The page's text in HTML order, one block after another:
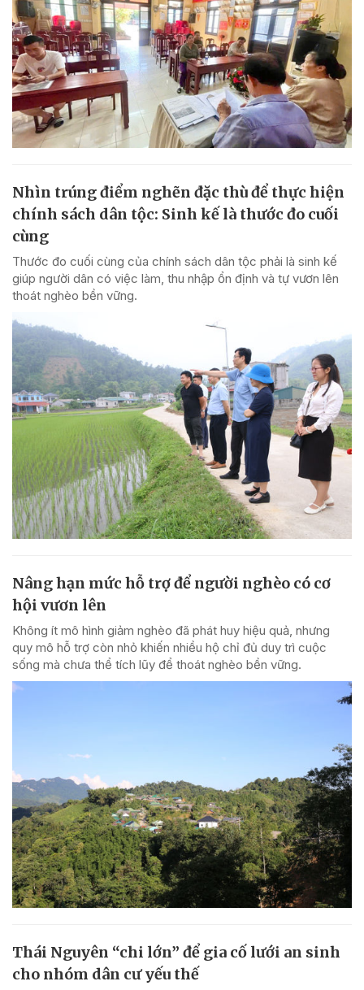
Nhìn trúng điểm nghẽn đặc thù để thực hiện
chính sách dân tộc: Sinh kế là thước đo cuối
cùng
Thước đo cuối cùng của chính sách dân tộc phải là sinh kế
giúp người dân có việc làm, thu nhập ổn định và tự vươn lên
thoát nghèo bền vững.
Nâng hạn mức hỗ trợ để người nghèo có cơ
hội vươn lên
Không ít mô hình giảm nghèo đã phát huy hiệu quả, nhưng
quy mô hỗ trợ còn nhỏ khiến nhiều hộ chỉ đủ duy trì cuộc
sống mà chưa thể tích lũy để thoát nghèo bền vững.
Thái Nguyên “chi lớn” để gia cố lưới an sinh
cho nhóm dân cư yếu thế